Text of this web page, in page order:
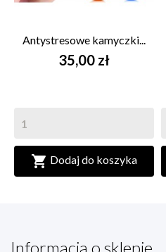
Antystresowe kamyczki...
35,00 zł
 Dodaj do koszyka
Informacja o sklepie